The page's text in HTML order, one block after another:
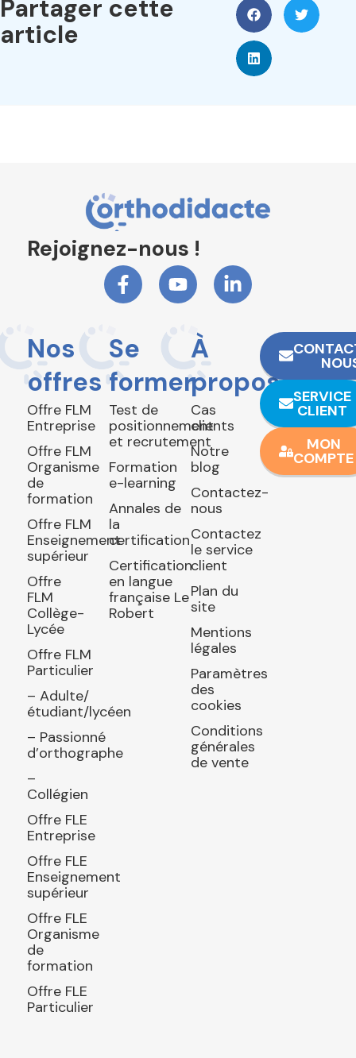
Partager cette
article
Rejoignez-nous !
Nos
offres
Offre FLM
Entreprise
Offre FLM
Organisme
de
formation
Offre FLM
Enseignement
supérieur
Offre
FLM
Collège-
Lycée
Offre FLM
Particulier
– Adulte/
étudiant/lycéen
– Passionné
d’orthographe
–
Collégien
Offre FLE
Entreprise
Offre FLE
Enseignement
supérieur
Offre FLE
Organisme
de
formation
Offre FLE
Particulier
Se
former
Test de
positionnement
et recrutement
Formation
e-learning
Annales de
la
certification
Certification
en langue
française Le
Robert
À
propos
Cas
clients
Notre
blog
Contactez-
nous
Contactez
le service
client
Plan du
site
Mentions
légales
Paramètres
des
cookies
Conditions
générales
de vente
SERVICE
CLIENT
MON
COMPTE